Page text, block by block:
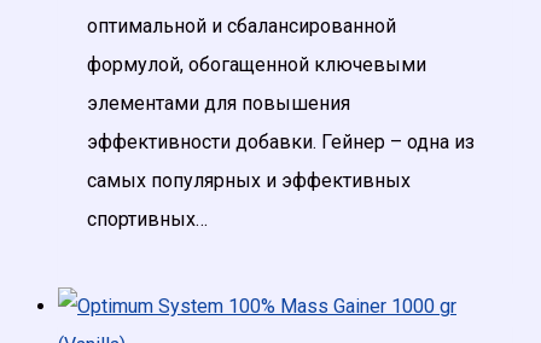
оптимальной и сбалансированной
формулой, обогащенной ключевыми
элементами для повышения
эффективности добавки. Гейнер – одна из
самых популярных и эффективных
спортивных…